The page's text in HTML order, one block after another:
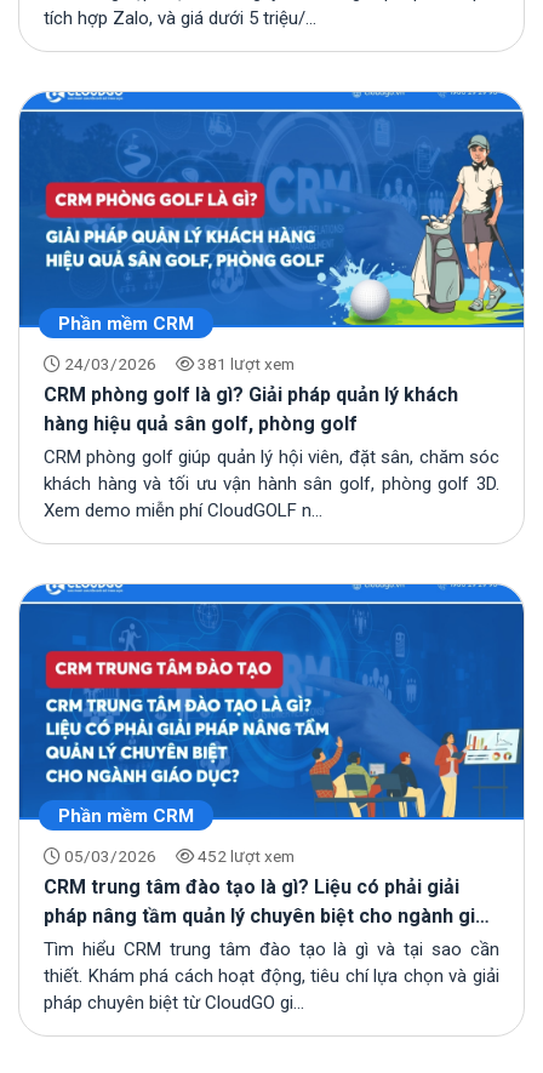
tích hợp Zalo, và giá dưới 5 triệu/...
Phần mềm CRM
24/03/2026 381 lượt xem
CRM phòng golf là gì? Giải pháp quản lý khách
hàng hiệu quả sân golf, phòng golf
CRM phòng golf giúp quản lý hội viên, đặt sân, chăm sóc
khách hàng và tối ưu vận hành sân golf, phòng golf 3D.
Xem demo miễn phí CloudGOLF n...
Phần mềm CRM
05/03/2026 452 lượt xem
CRM trung tâm đào tạo là gì? Liệu có phải giải
pháp nâng tầm quản lý chuyên biệt cho ngành giáo
dục?
Tìm hiểu CRM trung tâm đào tạo là gì và tại sao cần
thiết. Khám phá cách hoạt động, tiêu chí lựa chọn và giải
pháp chuyên biệt từ CloudGO gi...